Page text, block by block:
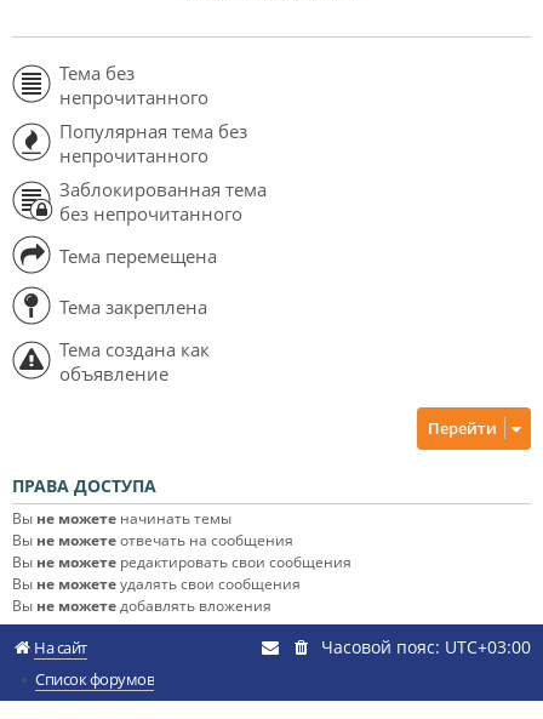
Тема без
непрочитанного
Популярная тема без
непрочитанного
Заблокированная тема
без непрочитанного
Тема перемещена
Тема закреплена
Тема создана как
объявление
Перейти
ПРАВА ДОСТУПА
Вы не можете начинать темы
Вы не можетеотвечать на сообщения
Вы не можете редактировать свои сообщения
Вы не можетеудалять свои сообщения
Вы не можетедобавлять вложения
На сайт
Список форумов
Часовой пояс: UTC+03:00